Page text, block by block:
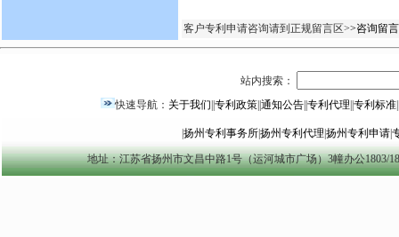
客户专利申请咨询请到正规留言区>>咨询留言
站内搜索：
快速导航： 关于我们 专利政策 通知公告 专利代理 专利标准
扬州专利事务所|扬州专利代理 扬州专利申请|
地址：江苏省扬州市文昌中路1号（运河城市广场）3幢办公1803/